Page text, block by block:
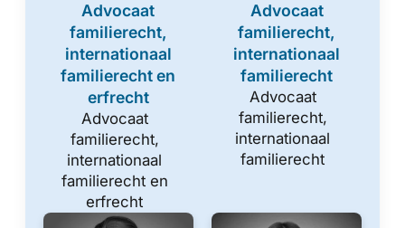
Advocaat
familierecht,
internationaal
familierecht en
erfrecht
Advocaat
familierecht,
internationaal
familierecht en
erfrecht
Advocaat
familierecht,
internationaal
familierecht
Advocaat
familierecht,
internationaal
familierecht